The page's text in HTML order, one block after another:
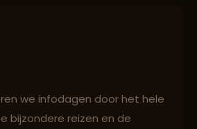
we infodagen door het hele
bijzondere reizen en de